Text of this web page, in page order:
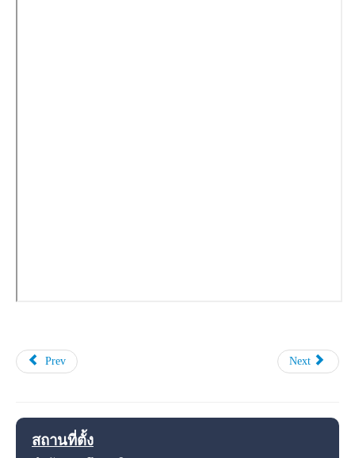
Prev Next
สถานที่ตั้ง